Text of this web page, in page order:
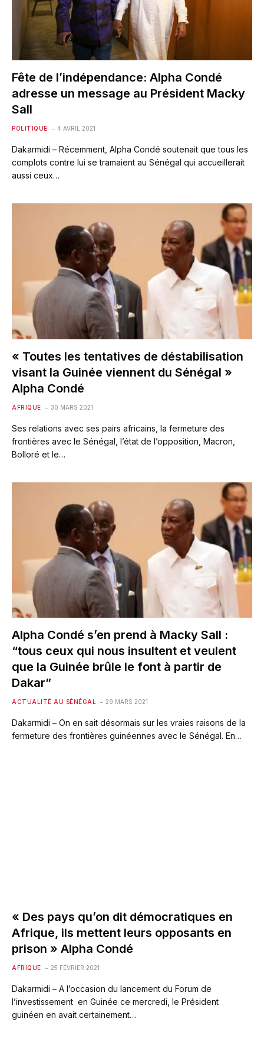
Fête de l’indépendance: Alpha Condé
adresse un message au Président Macky
Sall
POLITIQUE 4 AVRIL 2021
Dakarmidi – Récemment, Alpha Condé soutenait que tous les
complots contre lui se tramaient au Sénégal qui accueillerait
aussi ceux…
« Toutes les tentatives de déstabilisation
visant la Guinée viennent du Sénégal »
Alpha Condé
AFRIQUE 30 MARS 2021
Ses relations avec ses pairs africains, la fermeture des
frontières avec le Sénégal, l’état de l’opposition, Macron,
Bolloré et le…
Alpha Condé s’en prend à Macky Sall :
“tous ceux qui nous insultent et veulent
que la Guinée brûle le font à partir de
Dakar”
ACTUALITÉ AU SÉNÉGAL 29 MARS 2021
Dakarmidi – On en sait désormais sur les vraies raisons de la
fermeture des frontières guinéennes avec le Sénégal. En…
« Des pays qu’on dit démocratiques en
Afrique, ils mettent leurs opposants en
prison » Alpha Condé
AFRIQUE 25 FÉVRIER 2021
Dakarmidi – A l’occasion du lancement du Forum de
l’investissement en Guinée ce mercredi, le Président
guinéen en avait certainement…